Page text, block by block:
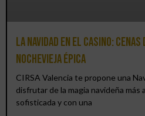
La Navidad en el Casino:
Nochevieja épica
CIRSA Valencia te propone una
disfrutar de la magia navideña
sofisticada y con una